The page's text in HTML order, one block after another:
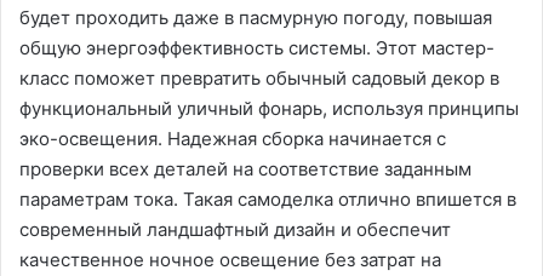
будет проходить даже в пасмурную погоду, повышая
общую энергоэффективность системы. Этот мастер-
класс поможет превратить обычный садовый декор в
функциональный уличный фонарь, используя принципы
эко-освещения. Надежная сборка начинается с
проверки всех деталей на соответствие заданным
параметрам тока. Такая самоделка отлично впишется в
современный ландшафтный дизайн и обеспечит
качественное ночное освещение без затрат на